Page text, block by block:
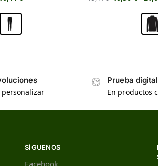
Prueba
En productos
SÍGUENOS